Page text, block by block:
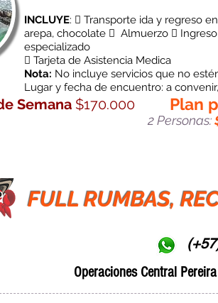
INCLUYE:  Transporte ida y regreso
arepa, chocolate  Almuerzo 
especializado
 Tarjeta de Asistencia Medica
Nota: No incluye servicios que no
Lugar y fecha de encuentro: a
Semana $170.000 Plan
2 Personas:
FULL RUMBAS,
Operaciones Central